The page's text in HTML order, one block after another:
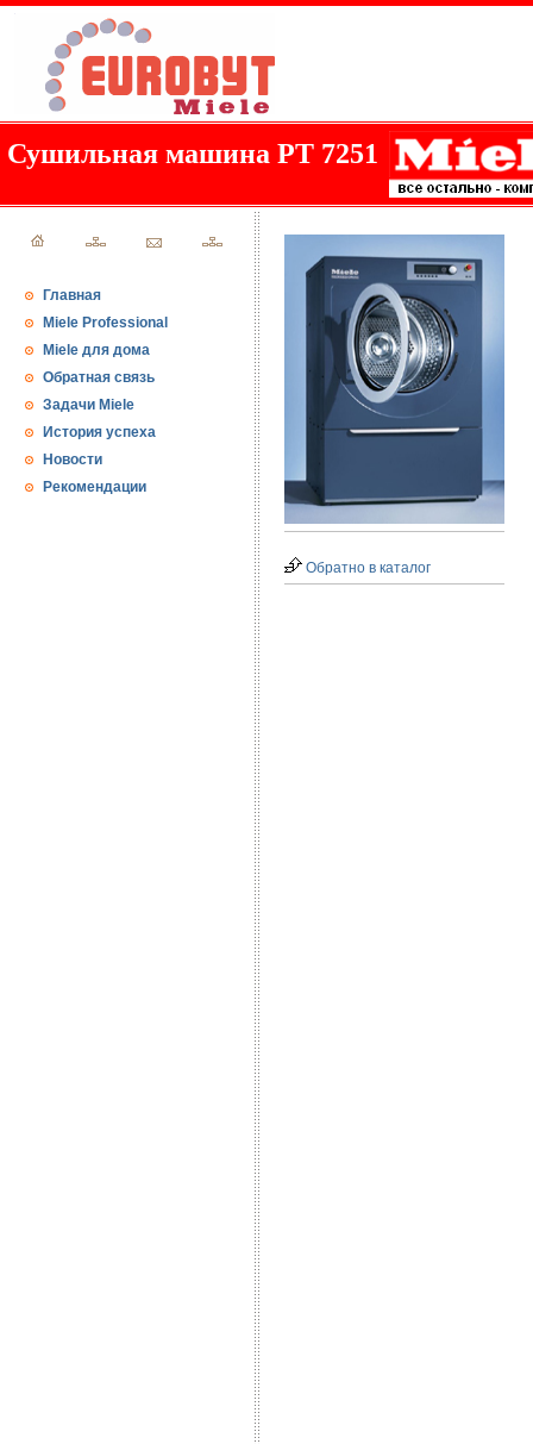
Сушильная машина PT 7251
Главная
Miele Professional
Miele для дома
Обратная связь
Задачи Miele
История успеха
Новости
Рекомендации
Обратно в каталог